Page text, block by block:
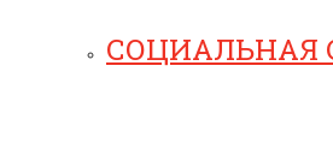
СОЦИАЛЬНАЯ